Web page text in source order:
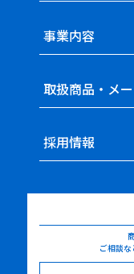
事業内容
取扱商品・メ
採用情報
ご相談な